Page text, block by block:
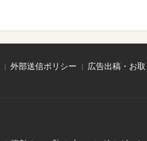
外部送信ポリシー
広告出稿・お